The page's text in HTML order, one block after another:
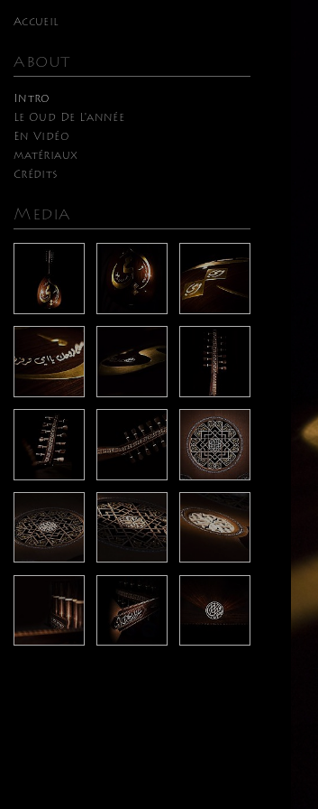
Accueil
about
Intro
Le Oud De L'année
En Vidéo
matériaux
Crédits
Media